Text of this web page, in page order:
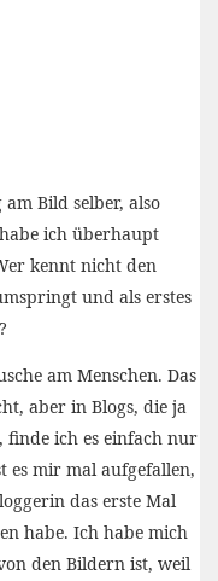
Bild selber, also
ich überhaupt
kennt nicht den
und als erstes
am Menschen. Das
aber in Blogs, die ja
finde ich es einfach nur
es mir mal aufgefallen,
das erste Mal
habe. Ich habe mich
den Bildern ist, weil